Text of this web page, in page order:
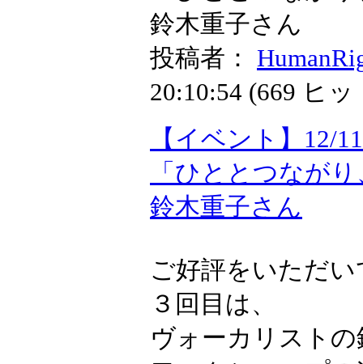
鈴木重子さん
投稿者：
20:10:54 (669 ヒッ
【イベント】12/
「ひととつなが
鈴木重子さん
ご好評をいただ
３回目は、
ヴォーカリスト